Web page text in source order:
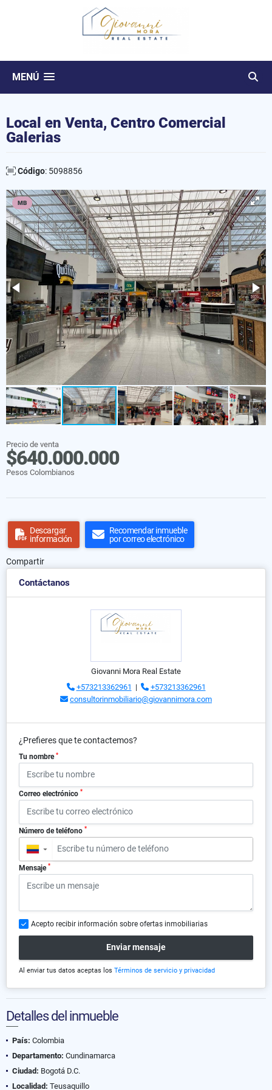
MENÚ
Local en Venta, Centro Comercial
Galerias
Código: 5098856
MB
Precio de venta
$640.000.000
Pesos Colombianos
Descargar
información
Recomendar inmueble
por correo electrónico
Compartir
Contáctanos
Giovanni Mora Real Estate
+573213362961 |
+573213362961
consultorinmobiliario@giovannimora.com
¿Prefieres que te contactemos?
Tu nombre *
Correo electrónico *
Número de teléfono *
▼
Mensaje *
Acepto recibir información sobre ofertas inmobiliarias
Enviar mensaje
Al enviar tus datos aceptas los Términos de servicio y privacidad
Detalles del inmueble
País: Colombia
Departamento: Cundinamarca
Ciudad: Bogotá D.C.
Localidad: Teusaquillo